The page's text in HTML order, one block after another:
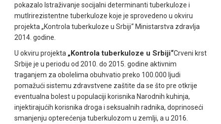
pokazalo Istraživanje socijalni determinanti tuberkuloze i
mutlrirezistentne tuberkuloze koje je sprovedeno u okviru
projekta „Kontrola tuberkuloze u Srbiji“ Ministarstva zdravlja
2014. godine.
U okviru projekta „Kontrola tuberkuloze u Srbiji“Crveni krst
Srbije je u periodu od 2010. do 2015. godine aktivnim
traganjem za obolelima obuhvatio preko 100.000 ljudi
pomažući sistemu zdravstvene zaštite da se što pre otkrije
eventualna bolest u populaciji korisnika Narodnih kuhinja,
injektirajućih korisnika droga i seksualnih radnika, doprinoseći
smanjenju opterećenja tuberkulozom u zemlji, a u 2016.